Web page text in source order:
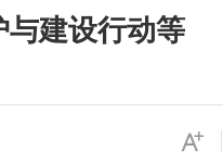
与建设行动等